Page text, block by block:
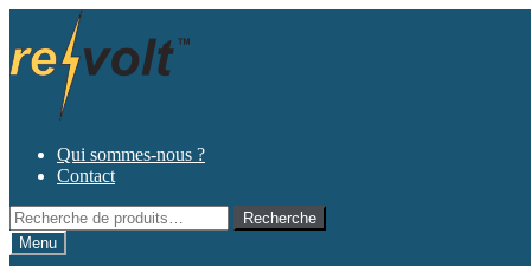
la
navigation
contenu
Qui sommes-nous ?
Contact
Recherche
pour :
Recherche
Menu